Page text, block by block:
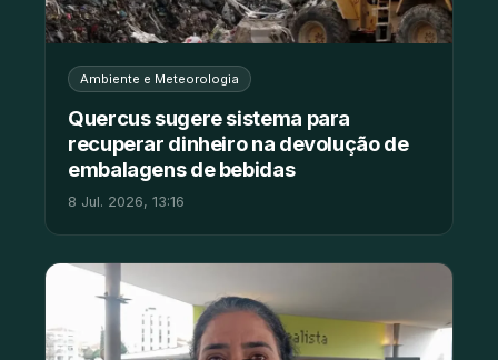
Ambiente e Meteorologia
Quercus sugere sistema para
recuperar dinheiro na devolução de
embalagens de bebidas
8 Jul. 2026, 13:16